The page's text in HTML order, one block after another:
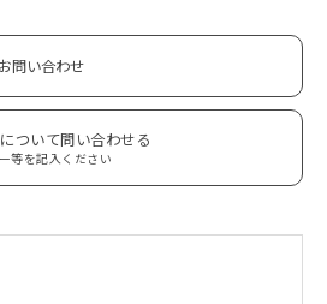
問い合わせ
ついて問い合わせる
等を記入ください